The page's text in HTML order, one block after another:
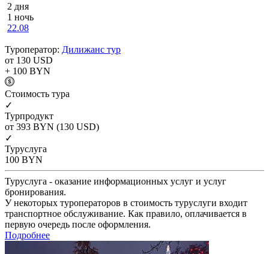
2 дня
1 ночь
22.08
Туроператор: Дилижанс тур
от 130 USD
+ 100 BYN
Cтоимость тура
✓
Турпродукт
от 393 BYN (130 USD)
✓
Туруслуга
100 BYN
Туруслуга - оказание информационных услуг и услуг
бронирования.
У некоторых туроператоров в стоимость туруслуги входит
транспортное обслуживание. Как правило, оплачивается в
первую очередь после оформления.
Подробнее